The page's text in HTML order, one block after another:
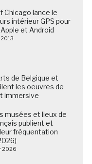
Chicago lance le
intérieur GPS pour
et Android
de Belgique et
les oeuvres de
immersive
musées et lieux de
publient et
fréquentation
2026